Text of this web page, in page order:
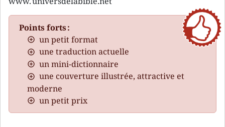
Points forts :
un petit format
une traduction actuelle
un mini-dictionnaire
une couverture illustrée, attractive et
moderne
un petit prix